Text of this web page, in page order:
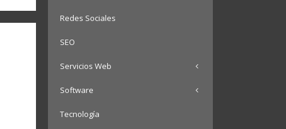
Redes Sociales
SEO
Servicios Web
Software
Tecnología